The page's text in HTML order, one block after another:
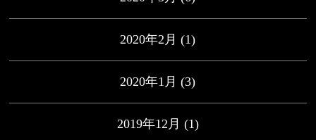
2020年2月 (1)
2020年1月 (3)
2019年12月 (1)